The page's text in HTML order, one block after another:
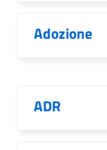
Adozione
ADR